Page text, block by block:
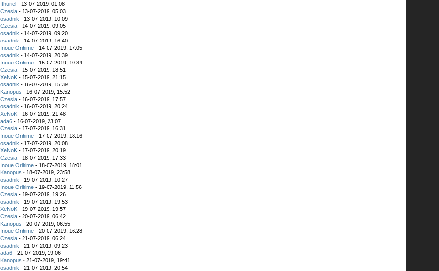
Ithuriel - 13-07-2019, 01:08
Czesia - 13-07-2019, 05:03
osadnik - 13-07-2019, 10:09
Czesia - 14-07-2019, 09:05
osadnik - 14-07-2019, 09:20
osadnik - 14-07-2019, 16:40
Inoue Orihime - 14-07-2019, 17:05
osadnik - 14-07-2019, 20:39
Inoue Orihime - 15-07-2019, 10:34
Czesia - 15-07-2019, 18:51
XeNoK - 15-07-2019, 21:15
osadnik - 16-07-2019, 15:39
Kanopus - 16-07-2019, 15:52
Czesia - 16-07-2019, 17:57
osadnik - 16-07-2019, 20:24
XeNoK - 16-07-2019, 21:48
ada6 - 16-07-2019, 23:07
Czesia - 17-07-2019, 16:31
Inoue Orihime - 17-07-2019, 18:16
osadnik - 17-07-2019, 20:08
XeNoK - 17-07-2019, 20:19
Czesia - 18-07-2019, 17:33
Inoue Orihime - 18-07-2019, 18:01
Kanopus - 18-07-2019, 23:58
osadnik - 19-07-2019, 10:27
Inoue Orihime - 19-07-2019, 11:56
Czesia - 19-07-2019, 19:26
osadnik - 19-07-2019, 19:53
XeNoK - 19-07-2019, 19:57
Czesia - 20-07-2019, 06:42
Kanopus - 20-07-2019, 06:55
Inoue Orihime - 20-07-2019, 16:28
Czesia - 21-07-2019, 06:24
osadnik - 21-07-2019, 09:23
ada6 - 21-07-2019, 19:06
Kanopus - 21-07-2019, 19:41
osadnik - 21-07-2019, 20:54